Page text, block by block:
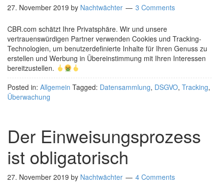
27. November 2019 by Nachtwächter 3 Comments
CBR.com schätzt Ihre Privatsphäre. Wir und unsere
vertrauenswürdigen Partner verwenden Cookies und Tracking-
Technologien, um benutzerdefinierte Inhalte für Ihren Genuss zu
erstellen und Werbung in Übereinstimmung mit Ihren Interessen
bereitzustellen.
Posted in: Allgemein Tagged: Datensammlung, DSGVO, Tracking,
Überwachung
Der Einweisungsprozess
ist obligatorisch
27. November 2019 by Nachtwächter 4 Comments